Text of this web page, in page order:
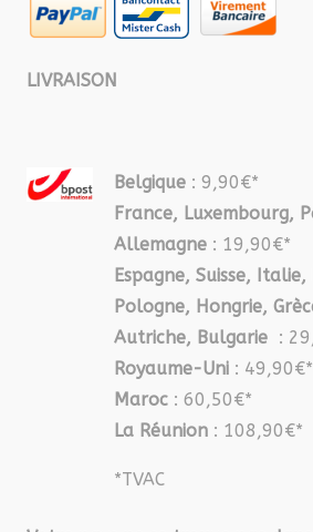
LIVRAISON
Belgique : 9,90€*
France, Luxembourg,
Allemagne : 19,90€*
Espagne, Suisse,
Pologne, Hongrie,
Autriche, Bulgarie :
Royaume-Uni : 49,90€*
Maroc : 60,50€*
La Réunion : 108,90€*
*TVAC